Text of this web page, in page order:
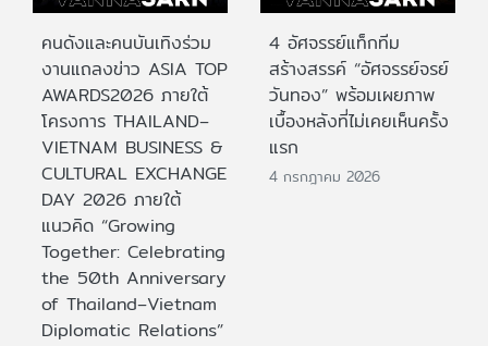
คนดังและคนบันเทิงร่วม
งานแถลงข่าว ASIA TOP
AWARDS2026 ภายใต้
โครงการ THAILAND–
VIETNAM BUSINESS &
CULTURAL EXCHANGE
DAY 2026 ภายใต้
แนวคิด “Growing
Together: Celebrating
the 50th Anniversary
of Thailand–Vietnam
Diplomatic Relations”
4 อัศจรรย์แท็กทีม
สร้างสรรค์ “อัศจรรย์จรย์
วันทอง” พร้อมเผยภาพ
เบื้องหลังที่ไม่เคยเห็นครั้ง
แรก
4 กรกฎาคม 2026